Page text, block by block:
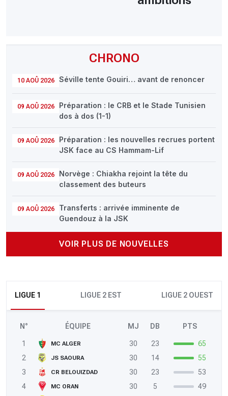
CHRONO
10 AOÛ 2026 Séville tente Gouiri… avant de renoncer
09 AOÛ 2026
Préparation : le CRB et le Stade Tunisien
dos à dos (1-1)
09 AOÛ 2026
Préparation : les nouvelles recrues portent
JSK face au CS Hammam-Lif
09 AOÛ 2026
Norvège : Chiakha rejoint la tête du
classement des buteurs
09 AOÛ 2026
Transferts : arrivée imminente de
Guendouz à la JSK
VOIR PLUS DE NOUVELLES
LIGUE 1 LIGUE 2 EST LIGUE 2 OUEST
N° ÉQUIPE MJ DB PTS
1 MC ALGER 30 23
65
2
JS SAOURA 30 14
55
3
CR BELOUIZDAD 30 23
53
4
MC ORAN 30 5
49